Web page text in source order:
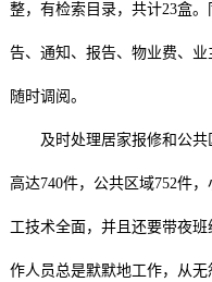
整，有检索目录，共计23盒
告、通知、报告、物业费、业
随时调阅。
及时处理居家报修和公共
高达740件，公共区域752件
工技术全面，并且还要带夜
作人员总是默默地工作，从